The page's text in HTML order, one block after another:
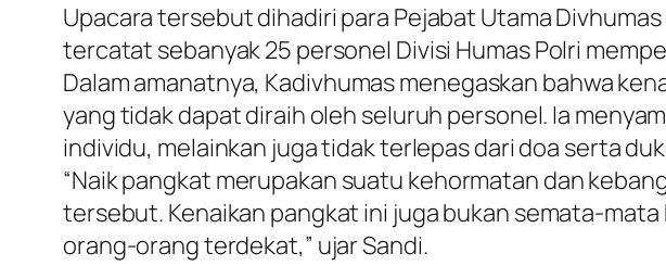
Upacara tersebut dihadiri para Pejabat Utama
tercatat sebanyak 25 personel Divisi Humas Polri
Dalam amanatnya, Kadivhumas menegaskan bahwa
yang tidak dapat diraih oleh seluruh personel. Ia
individu, melainkan juga tidak terlepas dari doa serta
“Naik pangkat merupakan suatu kehormatan dan
tersebut. Kenaikan pangkat ini juga bukan semata-
orang-orang terdekat,” ujar Sandi.